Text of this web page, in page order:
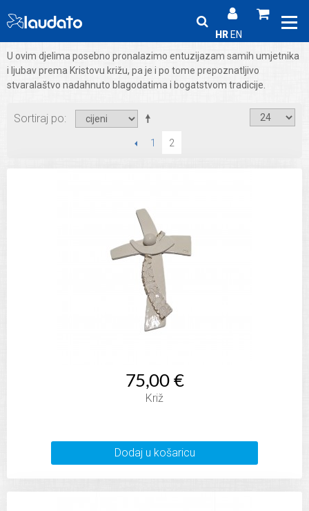
HR EN
U ovim djelima posebno pronalazimo entuzijazam samih umjetnika
i ljubav prema Kristovu križu, pa je i po tome prepoznatljivo
stvaralaštvo nadahnuto blagodatima i bogatstvom tradicije.
Sortiraj po
PRETHODNI
1 2
75,00 €
Križ
Dodaj u košaricu